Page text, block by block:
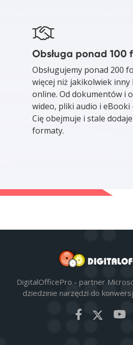
Obsługa ponad 100
Obsługujemy ponad 200
więcej niż jakikolwiek
online. Od dokumentów i
wideo, pliki audio i eBooki
Cię obejmuje i stale
formaty.
DigitalOfficePro - partner
dziedzinie narzędzi do